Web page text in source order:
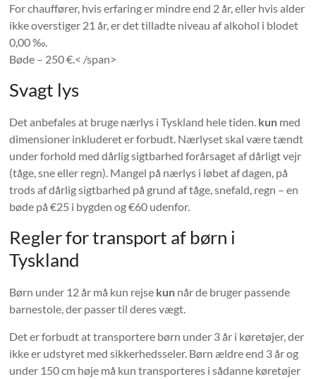
For chauffører, hvis erfaring er mindre end 2 år, eller hvis alder
ikke overstiger 21 år, er det tilladte niveau af alkohol i blodet
0,00 ‰.
Bøde – 250 €.< /span>
Svagt lys
Det anbefales at bruge nærlys i Tyskland hele tiden. kun med
dimensioner inkluderet er forbudt. Nærlyset skal være tændt
under forhold med dårlig sigtbarhed forårsaget af dårligt vejr
(tåge, sne eller regn). Mangel på nærlys i løbet af dagen, på
trods af dårlig sigtbarhed på grund af tåge, snefald, regn – en
bøde på €25 i bygden og €60 udenfor.
Regler for transport af børn i
Tyskland
Børn under 12 år må kun rejse kun når de bruger passende
barnestole, der passer til deres vægt.
Det er forbudt at transportere børn under 3 år i køretøjer, der
ikke er udstyret med sikkerhedsseler. Børn ældre end 3 år og
under 150 cm høje må kun transporteres i sådanne køretøjer